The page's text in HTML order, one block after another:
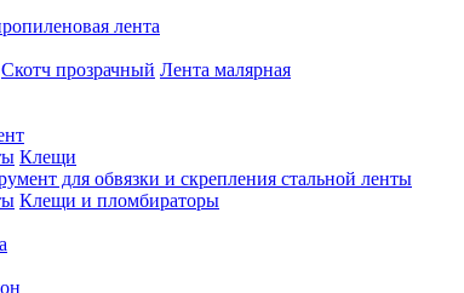
лента
Скотч прозрачный Лента малярная
Клещи
для обвязки и скрепления стальной ленты
Клещи и пломбираторы